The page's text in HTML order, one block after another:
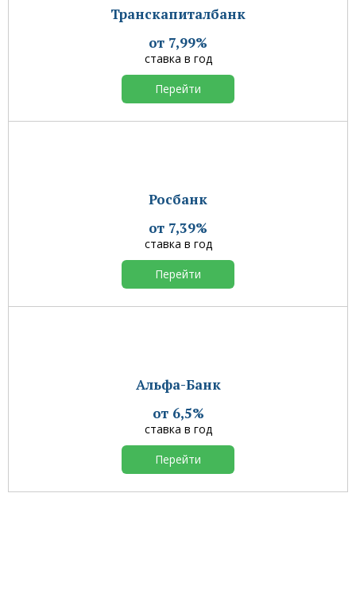
Транскапиталбанк
от 7,99%
ставка в год
Перейти
Росбанк
от 7,39%
ставка в год
Перейти
Альфа-Банк
от 6,5%
ставка в год
Перейти